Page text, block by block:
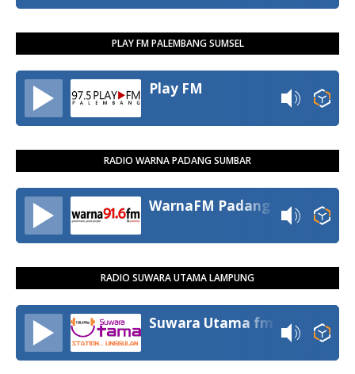
PLAY FM PALEMBANG SUMSEL
Play FM
RADIO WARNA PADANG SUMBAR
WarnaFM Padang
RADIO SUWARA UTAMA LAMPUNG
Suwara Utama fm